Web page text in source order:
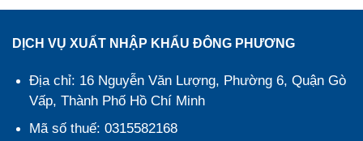
DỊCH VỤ XUẤT NHẬP KHẨU ĐÔNG PHƯƠNG
Địa chỉ: 16 Nguyễn Văn Lượng, Phường 6, Quận Gò
Vấp, Thành Phố Hồ Chí Minh
Mã số thuế: 0315582168